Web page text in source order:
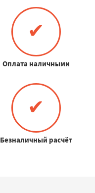
✔
Оплата наличными
✔
Безналичный расчёт